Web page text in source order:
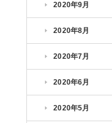
2020年9月
2020年8月
2020年7月
2020年6月
2020年5月